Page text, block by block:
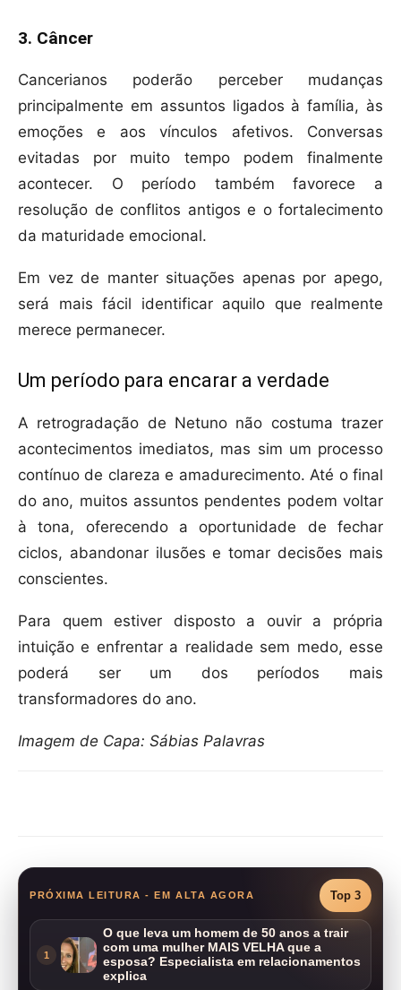
3. Câncer
Cancerianos poderão perceber mudanças
principalmente em assuntos ligados à família, às
emoções e aos vínculos afetivos. Conversas
evitadas por muito tempo podem finalmente
acontecer. O período também favorece a
resolução de conflitos antigos e o fortalecimento
da maturidade emocional.
Em vez de manter situações apenas por apego,
será mais fácil identificar aquilo que realmente
merece permanecer.
Um período para encarar a verdade
A retrogradação de Netuno não costuma trazer
acontecimentos imediatos, mas sim um processo
contínuo de clareza e amadurecimento. Até o final
do ano, muitos assuntos pendentes podem voltar
à tona, oferecendo a oportunidade de fechar
ciclos, abandonar ilusões e tomar decisões mais
conscientes.
Para quem estiver disposto a ouvir a própria
intuição e enfrentar a realidade sem medo, esse
poderá ser um dos períodos mais
transformadores do ano.
Imagem de Capa: Sábias Palavras
PRÓXIMA LEITURA - EM ALTA AGORA Top 3
1
O que leva um homem de 50 anos a trair
com uma mulher MAIS VELHA que a
esposa? Especialista em relacionamentos
explica